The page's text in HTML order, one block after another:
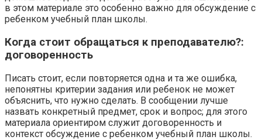
в этом материале это особенно важно для обсуждение с
ребенком учебный план школы.
Когда стоит обращаться к преподавателю?:
договоренность
Писать стоит, если повторяется одна и та же ошибка,
непонятны критерии задания или ребенок не может
объяснить, что нужно сделать. В сообщении лучше
назвать конкретный предмет, срок и вопрос; для этого
материала ориентиром служит договоренность и
контекст обсуждение с ребенком учебный план школы.